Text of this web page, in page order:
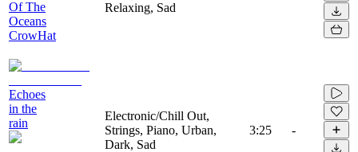
Of The
Oceans
CrowHat
Relaxing, Sad
Echoes
in the
rain
Electronic/Chill Out,
Strings, Piano, Urban,
Dark, Sad
3:25 -